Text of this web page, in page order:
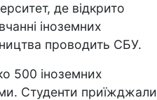
де відкрито
іноземних
проводить СБУ.
500 іноземних
Студенти приїжджали